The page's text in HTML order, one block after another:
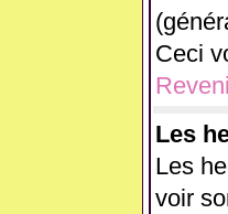
Ceci
Les
Les
voir